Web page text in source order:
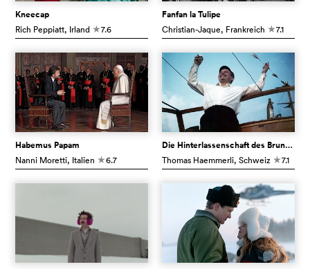
Kneecap
Rich Peppiatt, Irland c7.6
Fanfan la Tulipe
Christian-Jaque, Frankreich c7.1
Habemus Papam
Nanni Moretti, Italien c6.7
Die Hinterlassenschaft des Bruno Stefanini
Thomas Haemmerli, Schweiz c7.1